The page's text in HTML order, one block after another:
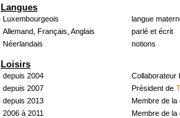
Langues
Luxembourgeois
langue
Allemand, Français, Anglais
parlé et écrit
Néerlandais
notions
Loisirs
depuis 2004
Collaborateur
depuis 2007
Président de
depuis 2013
Membre de
2006 à 2011
Membre de